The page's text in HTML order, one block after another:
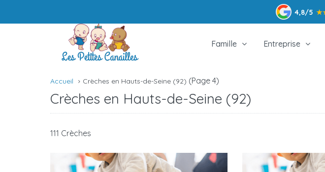
4,8/5 ★
Famille Entreprise
Accueil Crèches en Hauts-de-Seine (92) (Page 4)
Crèches en Hauts-de-Seine (92)
111 Crèches